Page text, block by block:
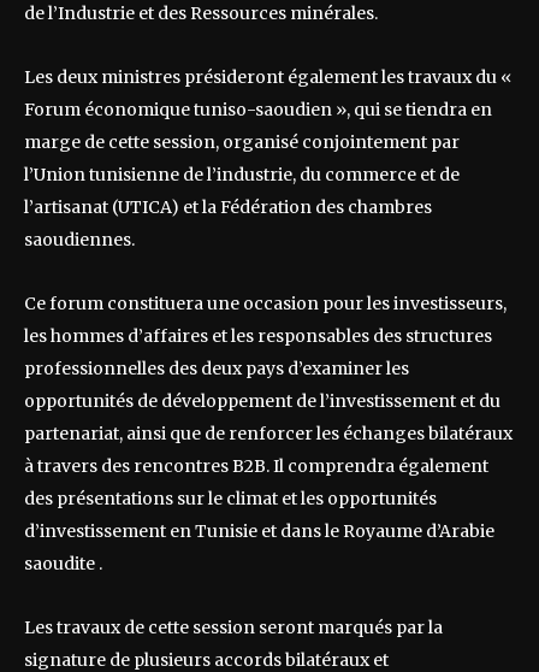
de l’Industrie et des Ressources minérales.
Les deux ministres présideront également les travaux du «
Forum économique tuniso-saoudien », qui se tiendra en
marge de cette session, organisé conjointement par
l’Union tunisienne de l’industrie, du commerce et de
l’artisanat (UTICA) et la Fédération des chambres
saoudiennes.
Ce forum constituera une occasion pour les investisseurs,
les hommes d’affaires et les responsables des structures
professionnelles des deux pays d’examiner les
opportunités de développement de l’investissement et du
partenariat, ainsi que de renforcer les échanges bilatéraux
à travers des rencontres B2B. Il comprendra également
des présentations sur le climat et les opportunités
d’investissement en Tunisie et dans le Royaume d’Arabie
saoudite .
Les travaux de cette session seront marqués par la
signature de plusieurs accords bilatéraux et